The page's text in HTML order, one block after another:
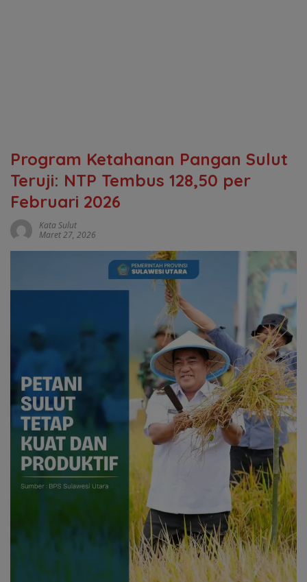
Program Ketahanan Pangan Sulut
Teruji: NTP Tembus 128,50 per
Februari 2026
Kata Sulut
Maret 27, 2026